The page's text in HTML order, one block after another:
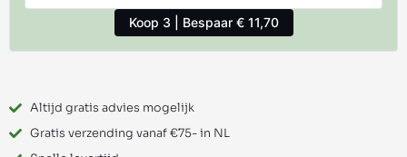
Koop 3 | Bespaar € 11,70
Altijd gratis advies mogelijk
Gratis verzending vanaf €75- in NL